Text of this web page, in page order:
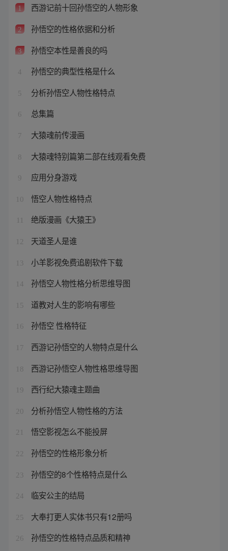
1 西游记前十回孙悟空的人物形象
2 孙悟空的性格依据和分析
3 孙悟空本性是善良的吗
4 孙悟空的典型性格是什么
5 分析孙悟空人物性格特点
6 总集篇
7 大猿魂前传漫画
8 大猿魂特别篇第二部在线观看免费
9 应用分身游戏
10 悟空人物性格特点
绝版漫画《大猿王》
12 天道圣人是谁
13 小羊影视免费追剧软件下载
14 孙悟空人物性格分析思维导图
15 道教对人生的影响有哪些
16 孙悟空 性格特征
17 西游记孙悟空的人物特点是什么
18 西游记孙悟空人物性格思维导图
19 西行纪大猿魂主题曲
20 分析孙悟空人物性格的方法
21 悟空影视怎么不能投屏
22 孙悟空的性格形象分析
23 孙悟空的8个性格特点是什么
24 临安公主的结局
25 大奉打更人实体书只有12册吗
26 孙悟空的性格特点品质和精神